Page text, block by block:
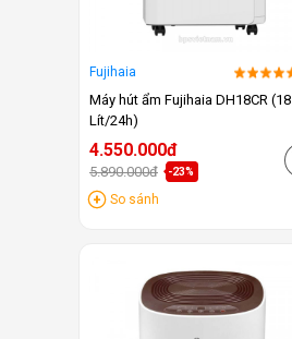
Fujihaia
Máy hút ẩm Fujihaia DH18CR (18
Lít/24h)
4.550.000đ
5.890.000đ -23%
So sánh